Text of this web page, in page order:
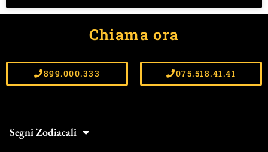
Chiama ora
899.000.333 075.518.41.41
Segni Zodiacali